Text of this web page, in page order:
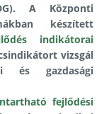
A Központi
készített
indikátorai
vizsgál
és gazdasági
fejlődési